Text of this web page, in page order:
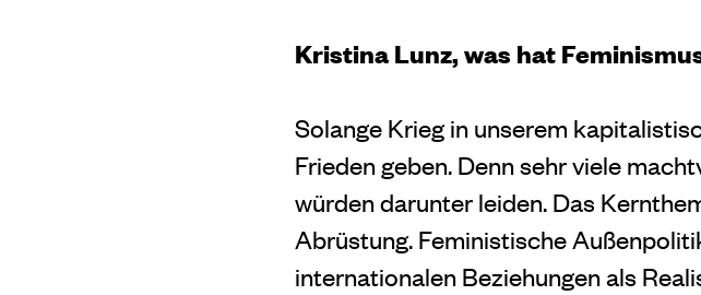
Kristina Lunz, was hat
Solange Krieg in unserem
Frieden geben. Denn sehr viele
würden darunter leiden. Das
Abrüstung. Feministische
internationalen Beziehungen als